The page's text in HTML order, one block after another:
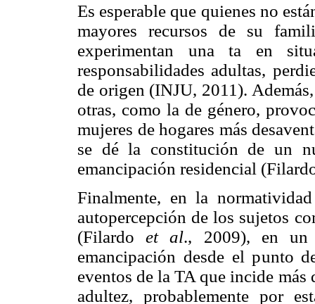
Es esperable que quienes no
mayores recursos de su
experimentan una ta en
responsabilidades adultas,
de origen (INJU, 2011).
otras, como la de género,
mujeres de hogares más
se dé la constitución de un
emancipación residencial
Finalmente, en la
autopercepción de los sujetos
(Filardoet al., 2009), en un
emancipación desde el punto
eventos de la TA que incide
adultez, probablemente por